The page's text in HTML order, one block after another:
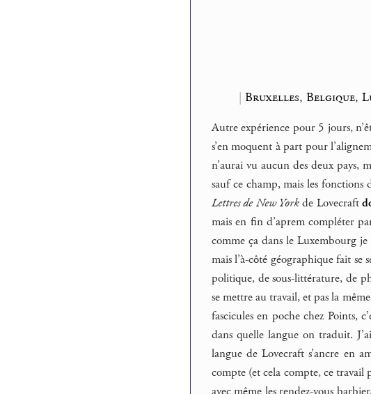
|Bruxelles, Belgique,
Autre expérience pour 5 jours,
s’en moquent à part pour
n’aurai vu aucun des deux pays,
sauf ce champ, mais les fonctions
Lettres de New Yorkde Lovecraft
mais en fin d’aprem compléter
comme ça dans le Luxembourg
mais l’à-côté géographique fait
politique, de sous-littérature, de
se mettre au travail, et pas la
fascicules en poche chez Points,
dans quelle langue on traduit.
langue de Lovecraft s’ancre en
compte (et cela compte, ce travail